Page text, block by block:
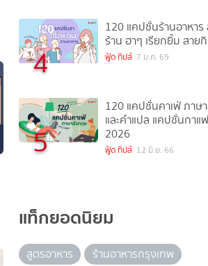
4
120 แคปชั่นร้านอาหาร
ร้าน ฮาๆ เรียกยิ้ม สาย
ฟู้ด ทิปส์ 7 ม.ค. 69
5
120 แคปชั่นคาเฟ่ ภาษ
และคำแปล แคปชั่นกาแ
2026
ฟู้ด ทิปส์ 12 มิ.ย. 66
แท็กยอดนิยม
สูตรอาหาร
ร้านอาหารกรุงเทพ